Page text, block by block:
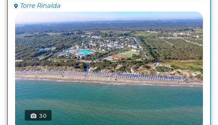
Torre Rinalda
30